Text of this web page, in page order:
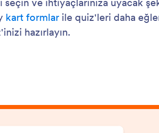
kart formlar ile quiz'leri daha
hazırlayın.